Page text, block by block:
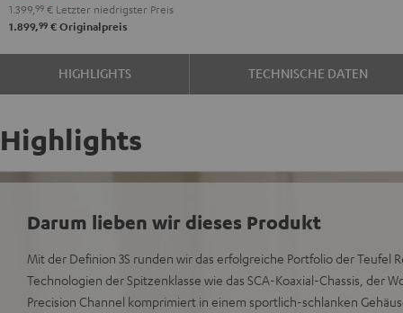
Anthrazit
Weiß
/
Schwarz
1.399, 99 € Letzter niedrigster Preis
1.899,99 € Originalpreis
HIGHLIGHTS TECHNISCHE DATEN
Highlights
Darum lieben wir dieses Produkt
Mit der Definion 3S runden wir das erfolgreiche Portfolio der Teufel
Technologien der Spitzenklasse wie das SCA-Koaxial-Chassis, der
Precision Channel komprimiert in einem sportlich-schlanken